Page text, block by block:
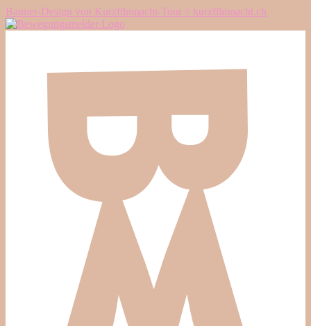
Banner-Design von Kurzfilmnacht-Tour // kurzfilmnacht.ch